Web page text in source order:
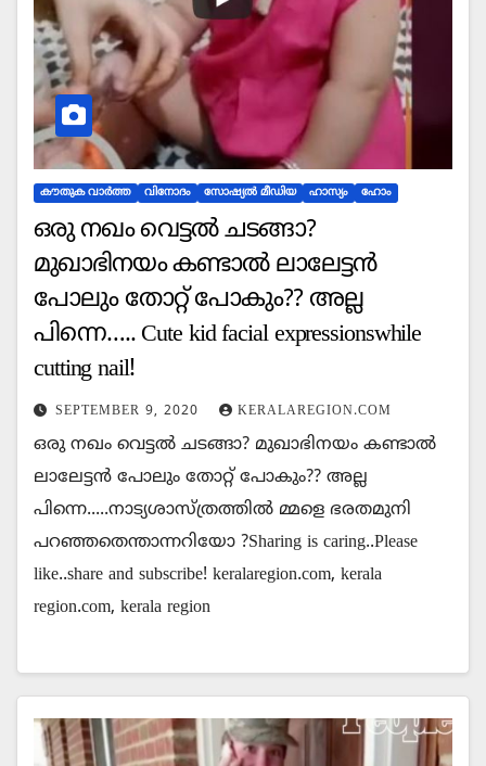
കൗതുക വാര്‍ത്ത വിനോദം സോഷ്യല്‍ മീഡിയ ഹാസ്യം ഹോം
ഒരു നഖം വെട്ടൽ ചടങ്ങാ?
മുഖാഭിനയം കണ്ടാൽ ലാലേട്ടൻ
പോലും തോറ്റ് പോകും?? അല്ല
പിന്നെ….. Cute kid facial expressionswhile
cutting nail!
SEPTEMBER 9, 2020 KERALAREGION.COM
ഒരു നഖം വെട്ടൽ ചടങ്ങാ? മുഖാഭിനയം കണ്ടാൽ
ലാലേട്ടൻ പോലും തോറ്റ് പോകും?? അല്ല
പിന്നെ.....നാട്യശാസ്ത്രത്തില്‍ മ്മളെ ഭരതമുനി
പറഞ്ഞതെന്താന്നറിയോ ?Sharing is caring..Please
like..share and subscribe! keralaregion.com, kerala
region.com, kerala region